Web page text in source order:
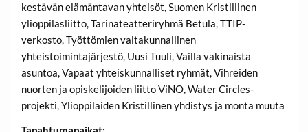
kestävän elämäntavan yhteisöt, Suomen Kristillinen
ylioppilasliitto, Tarinateatteriryhmä Betula, TTIP-
verkosto, Työttömien valtakunnallinen
yhteistoimintajärjestö, Uusi Tuuli, Vailla vakinaista
asuntoa, Vapaat yhteiskunnalliset ryhmät, Vihreiden
nuorten ja opiskelijoiden liitto ViNO, Water Circles-
projekti, Ylioppilaiden Kristillinen yhdistys ja monta muuta